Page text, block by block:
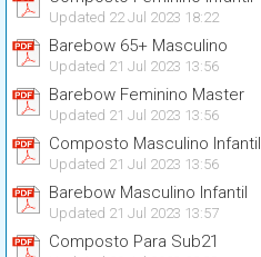
Updated 22 Jul 2023 18:22
Barebow 65+ Masculino
Updated 21 Jul 2023 13:56
Barebow Feminino Master
Updated 21 Jul 2023 13:56
Composto Masculino Infantil
Updated 21 Jul 2023 13:56
Barebow Masculino Infantil
Updated 21 Jul 2023 13:57
Composto Para Sub21